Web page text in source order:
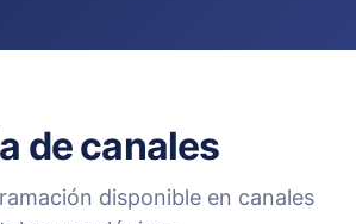
de canales
disponible en canales